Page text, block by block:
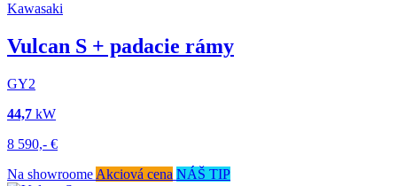
Kawasaki
Vulcan S + padacie rámy
GY2
44,7 kW
8 590,- €
Na showroome Akciová cena NÁŠ TIP